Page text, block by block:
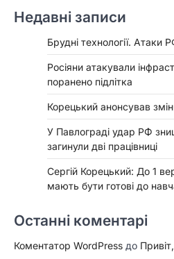
Недавні записи
Брудні технології. Атаки
Росіяни атакували
поранено підлітка
Корецький анонсував
У Павлограді удар РФ
загинули дві працівниці
Сергій Корецький: До 1
мають бути готові до
Останні коментарі
Коментатор WordPress до